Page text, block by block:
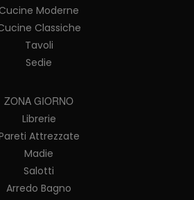
Cucine Moderne
Classiche
Tavoli
Sedie
ZONA GIORNO
Librerie
Attrezzate
Madie
Salotti
Arredo Bagno